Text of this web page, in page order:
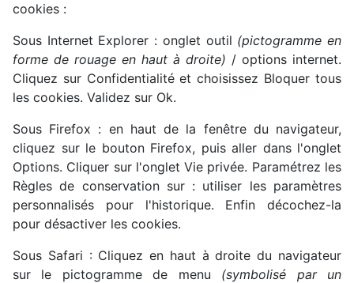
cookies :
Sous Internet Explorer : onglet outil (pictogramme en
forme de rouage en haut à droite) / options internet.
Cliquez sur Confidentialité et choisissez Bloquer tous
les cookies. Validez sur Ok.
Sous Firefox : en haut de la fenêtre du navigateur,
cliquez sur le bouton Firefox, puis aller dans l'onglet
Options. Cliquer sur l'onglet Vie privée. Paramétrez les
Règles de conservation sur : utiliser les paramètres
personnalisés pour l'historique. Enfin décochez-la
pour désactiver les cookies.
Sous Safari : Cliquez en haut à droite du navigateur
sur le pictogramme de menu (symbolisé par un